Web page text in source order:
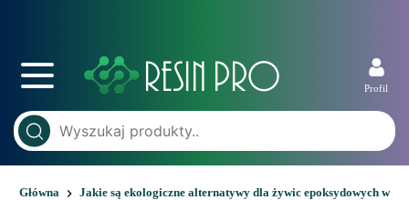
Profil
Główna
Jakie są ekologiczne alternatywy dla żywic epoksydowych w